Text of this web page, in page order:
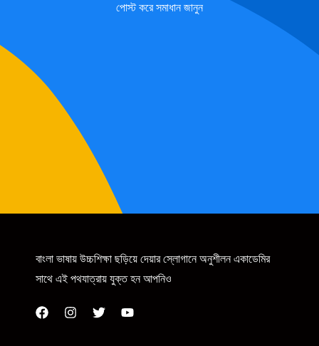
পোস্ট করে সমাধান জানুন
বাংলা ভাষায় উচ্চশিক্ষা ছড়িয়ে দেয়ার স্লোগানে অনুশীলন একাডেমির
সাথে এই পথযাত্রায় যুক্ত হন আপনিও